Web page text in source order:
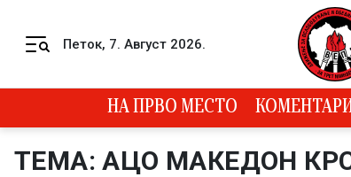
Петок, 7. Август 2026.
НА ПРВО МЕСТО
ТЕМА: АЦО МАКЕДОН